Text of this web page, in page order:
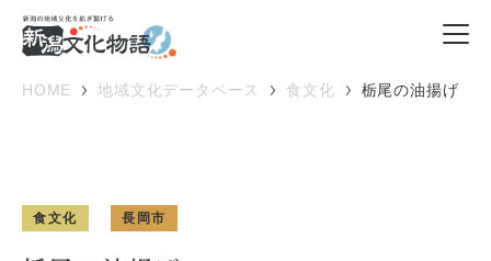
HOME 地域文化データベース 食文化 栃尾の油揚げ
食文化 長岡市